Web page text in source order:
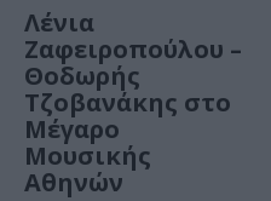
Λένια
Ζαφειροπούλου –
Θοδωρής
Τζοβανάκης στο
Μέγαρο
Μουσικής
Αθηνών